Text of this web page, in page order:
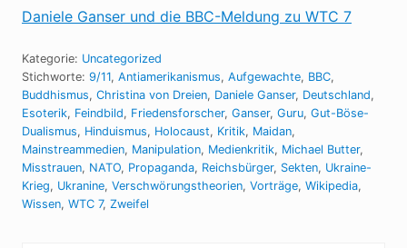
Daniele Ganser und die BBC-Meldung zu WTC 7
Kategorie: Uncategorized
Stichworte: 9/11, Antiamerikanismus, Aufgewachte, BBC,
Buddhismus, Christina von Dreien, Daniele Ganser, Deutschland,
Esoterik, Feindbild, Friedensforscher, Ganser, Guru, Gut-Böse-
Dualismus, Hinduismus, Holocaust, Kritik, Maidan,
Mainstreammedien, Manipulation, Medienkritik, Michael Butter,
Misstrauen, NATO, Propaganda, Reichsbürger, Sekten, Ukraine-
Krieg, Ukranine, Verschwörungstheorien, Vorträge, Wikipedia,
Wissen, WTC 7, Zweifel